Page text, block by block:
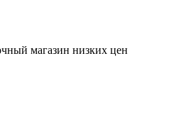
магазин низких цен